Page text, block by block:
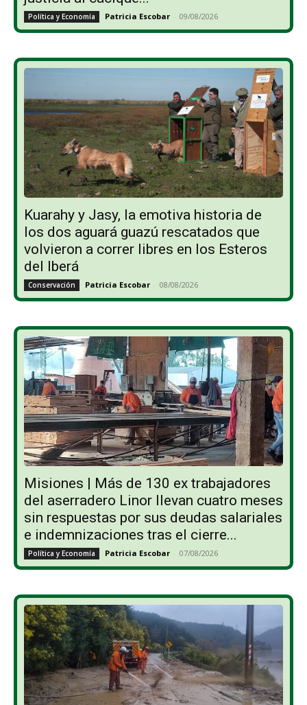
Política y Economía Patricia Escobar - 09/08/2026
Kuarahy y Jasy, la emotiva historia de
los dos aguará guazú rescatados que
volvieron a correr libres en los Esteros
del Iberá
Conservación Patricia Escobar - 08/08/2026
Misiones | Más de 130 ex trabajadores
del aserradero Linor llevan cuatro meses
sin respuestas por sus deudas salariales
e indemnizaciones tras el cierre...
Política y Economía Patricia Escobar - 07/08/2026